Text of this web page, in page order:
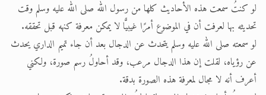
لو كنتُ سمعت هذه الأحاديث كلها من رسول الله صلى الله عليه وسلم وقت
تحديثه بها لعرفت أن في الموضوع أمرًا غيبيًّا لا يمكن معرفة كنهه قبل تحققه.
لو سمعته صلى الله عليه وسلم يتحدث عن الدجال بعد أن جاء تميم الداري يحدث
عن رؤياه، لقلت إن هذا الدجال مرعب، وقد أحاولُ رسم صورة، ولكني
أعرف أنه لا مجال لمعرفة هذه الصورة بدقة.